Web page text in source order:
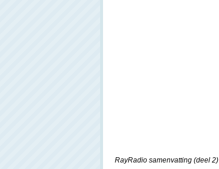
RayRadio samenvatting (deel 2)